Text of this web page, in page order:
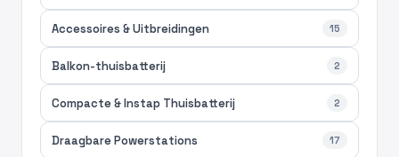
Accessoires & Uitbreidingen 15
Balkon-thuisbatterij 2
Compacte & Instap Thuisbatterij 2
Draagbare Powerstations 17